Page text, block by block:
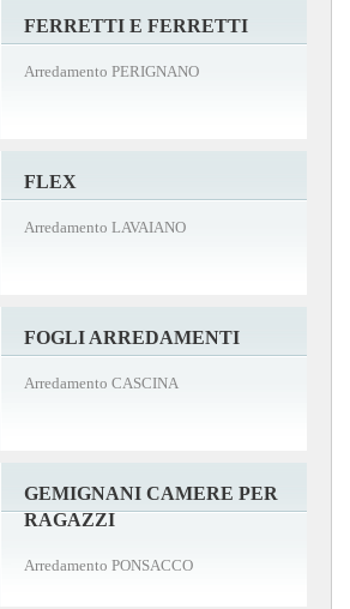
FERRETTI E FERRETTI
Arredamento PERIGNANO
FLEX
Arredamento LAVAIANO
FOGLI ARREDAMENTI
Arredamento CASCINA
GEMIGNANI CAMERE PER
RAGAZZI
Arredamento PONSACCO